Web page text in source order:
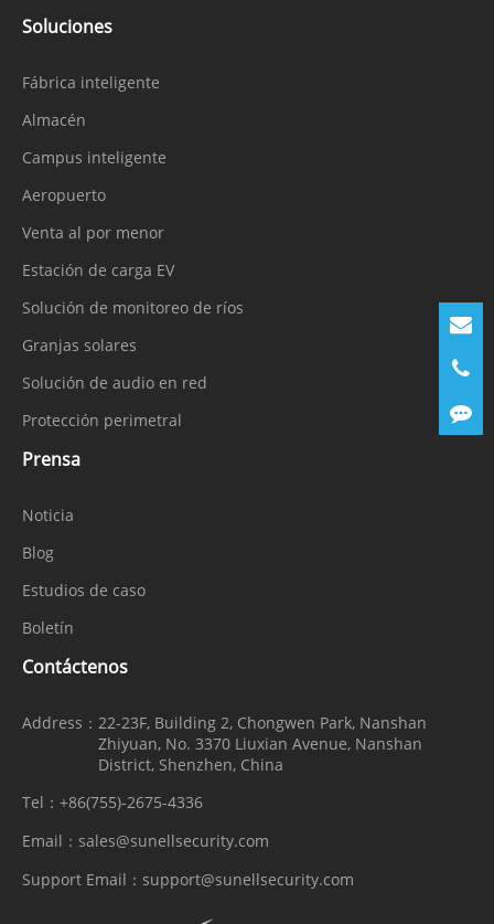
Soluciones
Fábrica inteligente
Almacén
Campus inteligente
Aeropuerto
Venta al por menor
Estación de carga EV
Solución de monitoreo de ríos
Granjas solares
Solución de audio en red
Protección perimetral
Prensa
Noticia
Blog
Estudios de caso
Boletín
Contáctenos
Address： 22-23F, Building 2, Chongwen Park, Nanshan
Zhiyuan, No. 3370 Liuxian Avenue, Nanshan
District, Shenzhen, China
Tel： +86(755)-2675-4336
Email： sales@sunellsecurity.com
Support Email： support@sunellsecurity.com